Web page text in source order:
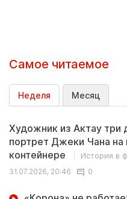
Самое читаемое
Неделя Месяц
Художник из Актау три
портрет Джеки Чана на
контейнере
История в
31.07.2026, 20:46
0